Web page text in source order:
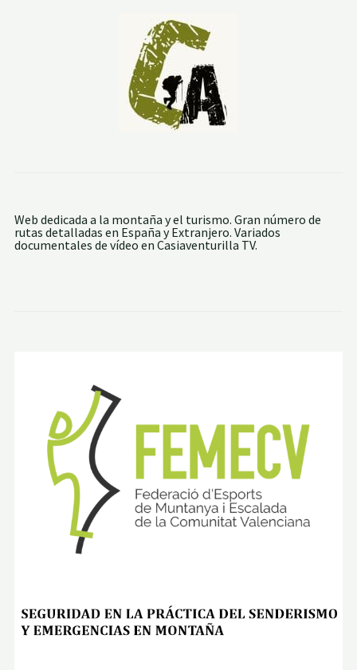
Web dedicada a la montaña y el turismo. Gran número de
rutas detalladas en España y Extranjero. Variados
documentales de vídeo en Casiaventurilla TV.